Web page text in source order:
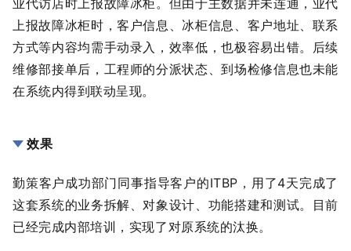
业代访店时上报故障冰柜。但由于主数据并未连通，业代
上报故障冰柜时，客户信息、冰柜信息、客户地址、联系
方式等内容均需手动录入，效率低，也极容易出错。后续
维修部接单后，工程师的分派状态、到场检修信息也未能
在系统内得到联动呈现。
效果
勤策客户成功部门同事指导客户的ITBP，用了4天完成了
这套系统的业务拆解、对象设计、功能搭建和测试。目前
已经完成内部培训，实现了对原系统的汰换。